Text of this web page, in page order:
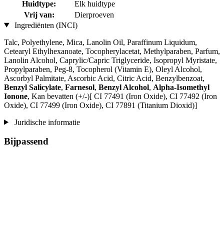
Huidtype:
Elk huidtype
Vrij van:
Dierproeven
Ingrediënten (INCI)
Talc, Polyethylene, Mica, Lanolin Oil, Paraffinum Liquidum,
Cetearyl Ethylhexanoate, Tocopherylacetat, Methylparaben, Parfum,
Lanolin Alcohol, Caprylic/Capric Triglyceride, Isopropyl Myristate,
Propylparaben, Peg-8, Tocopherol (Vitamin E), Oleyl Alcohol,
Ascorbyl Palmitate, Ascorbic Acid, Citric Acid, Benzylbenzoat,
Benzyl Salicylate, Farnesol, Benzyl Alcohol, Alpha-Isomethyl
Ionone, Kan bevatten (+/-)[ CI 77491 (Iron Oxide), CI 77492 (Iron
Oxide), CI 77499 (Iron Oxide), CI 77891 (Titanium Dioxid)]
Juridische informatie
Bijpassend